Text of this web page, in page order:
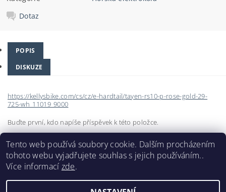
Dotaz
POPIS
DISKUZE
https://kellysbike.com/cs/cz/e-hardtail/tayen-rs10-p-rose-gold-29-
725-wh_11019_9000
Buďte první, kdo napíše příspěvek k této položce.
Přidat komentář
Tento web používá soubory cookie. Dalším procházením
tohoto webu vyjadřujete souhlas s jejich používáním..
Více informací zde.